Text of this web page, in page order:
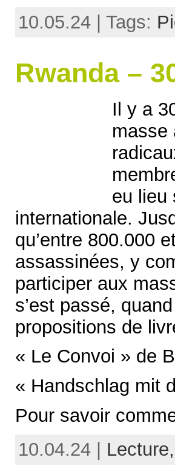
10.05.24 | Tags:
Rwanda –
Il y a
masse
eu lieu
internationale.
qu’entre 800.000
assassinées, y
participer aux
s’est passé,
propositions de
« Le Convoi » de
« Handschlag mit
Pour savoir
10.04.24 | Lecture,